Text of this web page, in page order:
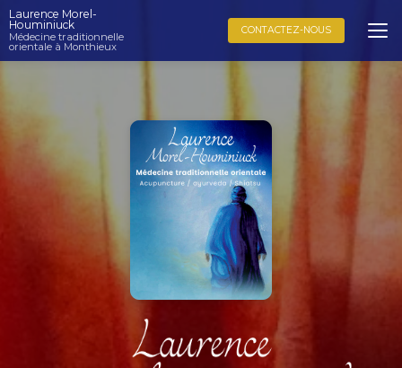
Aller
au
contenu
principal
Laurence Morel-
Houminiuck
Médecine traditionnelle
orientale à Monthieux
CONTACTEZ-NOUS